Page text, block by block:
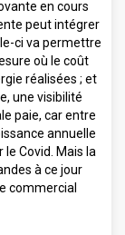
en cours
peut intégrer
ci va permettre
où le coût
réalisées ; et
une visibilité
paie, car entre
annuelle
Covid. Mais la
à ce jour
commercial